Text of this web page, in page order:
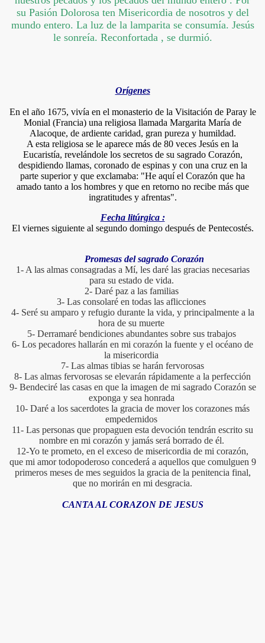
su Pasión Dolorosa ten Misericordia de nosotros y del
mundo entero. La luz de la lamparita se consumía. Jesús
le sonreía. Reconfortada , se durmió.
Orígenes
En el año 1675, vivía en el monasterio de la Visitación de Paray le
Monial (Francia) una religiosa llamada Margarita María de
Alacoque, de ardiente caridad, gran pureza y humildad.
A esta religiosa se le aparece más de 80 veces Jesús en la
Eucaristía, revelándole los secretos de su sagrado Corazón,
despidiendo llamas, coronado de espinas y con una cruz en la
parte superior y que exclamaba: "He aquí el Corazón que ha
amado tanto a los hombres y que en retorno no recibe más que
ingratitudes y afrentas".
Fecha litúrgica :
El viernes siguiente al segundo domingo después de Pentecostés.
Promesas del sagrado Corazón
1- A las almas consagradas a Mí, les daré las gracias necesarias
para su estado de vida.
2- Daré paz a las familias
3- Las consolaré en todas las aflicciones
4- Seré su amparo y refugio durante la vida, y principalmente a la
hora de su muerte
5- Derramaré bendiciones abundantes sobre sus trabajos
6- Los pecadores hallarán en mi corazón la fuente y el océano de
la misericordia
7- Las almas tibias se harán fervorosas
8- Las almas fervorosas se elevarán rápidamente a la perfección
9- Bendeciré las casas en que la imagen de mi sagrado Corazón se
exponga y sea honrada
10- Daré a los sacerdotes la gracia de mover los corazones más
empedernidos
11- Las personas que propaguen esta devoción tendrán escrito su
nombre en mi corazón y jamás será borrado de él.
12-Yo te prometo, en el exceso de misericordia de mi corazón,
que mi amor todopoderoso concederá a aquellos que comulguen 9
primeros meses de mes seguidos la gracia de la penitencia final,
que no morirán en mi desgracia.
CANTA AL CORAZON DE JESUS